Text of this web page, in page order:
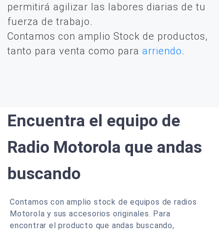
permitirá agilizar las labores diarias de tu
fuerza de trabajo.
Contamos con amplio Stock de productos,
tanto para venta como para arriendo.
Encuentra el equipo de
Radio Motorola que andas
buscando
Contamos con amplio stock de equipos de radios
Motorola y sus accesorios originales. Para
encontrar el producto que andas buscando,